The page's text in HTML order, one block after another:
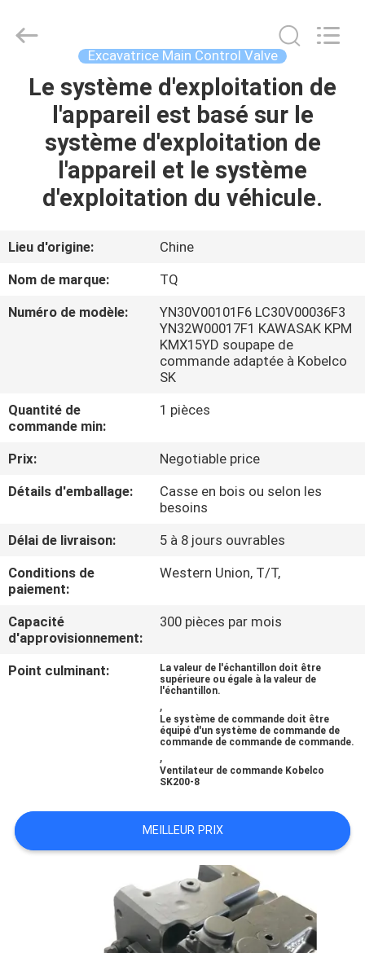
APERÇU
PRODUITS
VIDÉOS
VR
SHOW
A
NOUS
VISITE
D'USINE
CONTRÔLE
DE
LA
QUALITÉ
CONTACT
LES
CAS
DEMANDE
SOUMISSION
Machinery
Excavatrice Main Control Valve
Le système d'exploitation de
l'appareil est basé sur le
système d'exploitation de
l'appareil et le système
d'exploitation du véhicule.
Lieu d'origine:
Chine
Nom de marque:
TQ
Numéro de modèle:
YN30V00101F6 LC30V00036F3
YN32W00017F1 KAWASAK KPM
KMX15YD soupape de
commande adaptée à Kobelco
SK
Quantité de
commande min:
1 pièces
Prix:
Negotiable price
Détails d'emballage:
Casse en bois ou selon les
besoins
Délai de livraison:
5 à 8 jours ouvrables
Conditions de
paiement:
Western Union, T/T,
Capacité
d'approvisionnement:
300 pièces par mois
Point culminant:
La valeur de l'échantillon doit être
supérieure ou égale à la valeur de
l'échantillon.
,
Le système de commande doit être
équipé d'un système de commande de
commande de commande de commande.
,
Ventilateur de commande Kobelco
SK200-8
MEILLEUR PRIX